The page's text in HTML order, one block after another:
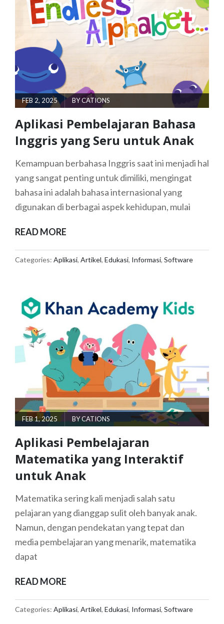
DAN
EDUKATIF
POSTED
ON
FEB 2, 2025 BYCATIONS
Aplikasi Pembelajaran Bahasa
Inggris yang Seru untuk Anak
Kemampuan berbahasa Inggris saat ini menjadi hal
yang sangat penting untuk dimiliki, mengingat
bahasa ini adalah bahasa internasional yang
digunakan di berbagai aspek kehidupan, mulai
READ MORE
BAHASA
SERU
UNTUK
ANAK
Categories: Aplikasi, Artikel, Edukasi, Informasi, Software
POSTED
ON
FEB 1, 2025 BYCATIONS
Aplikasi Pembelajaran
Matematika yang Interaktif
untuk Anak
Matematika sering kali menjadi salah satu
pelajaran yang dianggap sulit oleh banyak anak.
Namun, dengan pendekatan yang tepat dan
media pembelajaran yang menarik, matematika
dapat
READ MORE
MATEMATIKA
Categories: Aplikasi, Artikel, Edukasi, Informasi, Software